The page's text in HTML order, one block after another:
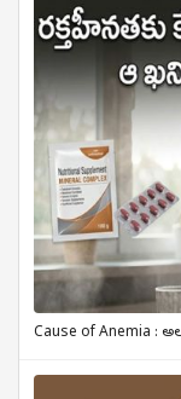
Cause of Anemia :